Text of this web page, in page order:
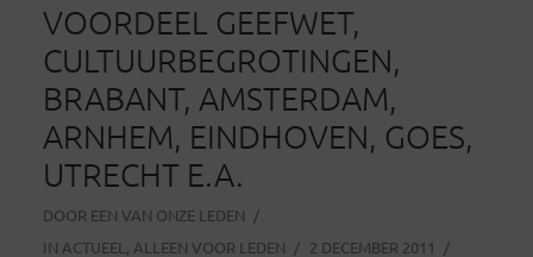
VOORDEEL GEEFWET,
CULTUURBEGROTINGEN,
BRABANT, AMSTERDAM,
ARNHEM, EINDHOVEN, GOES,
UTRECHT E.A.
DOOR EEN VAN ONZE LEDEN
IN ACTUEEL , ALLEEN VOOR LEDEN
2 DECEMBER 2011